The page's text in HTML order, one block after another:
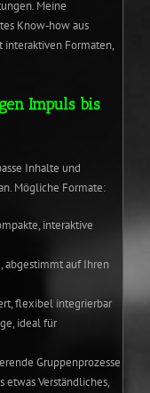
Meine
Know‑how aus
interaktiven Formaten,
Impuls bis
Inhalte und
Mögliche Formate:
interaktive
abgestimmt auf Ihren
flexibel integrierbar
ideal für
Gruppenprozesse
Verständliches,